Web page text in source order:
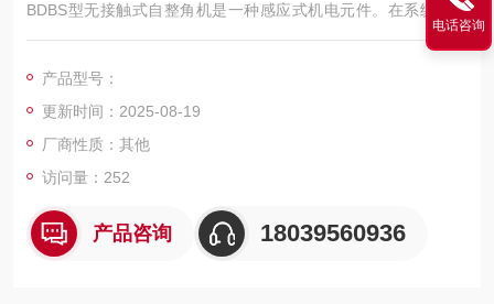
BDBS型无接触式自整角机是一种感应式机电元件。在系统中通
常是两个或两个以上组合使用。主要用作角度的远距离传送、接
产品型号：
更新时间：2025-08-19
厂商性质：其他
访问量：252
产品咨询 18039560936
电话咨询